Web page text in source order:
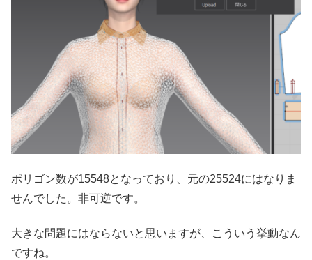
ポリゴン数が15548となっており、元の25524にはなりま
せんでした。非可逆です。
大きな問題にはならないと思いますが、こういう挙動なん
ですね。